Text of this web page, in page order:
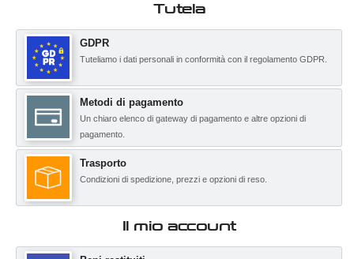
Tutela
GDPR
Tuteliamo i dati personali in conformità con il regolamento GDPR.
Metodi di pagamento
Un chiaro elenco di gateway di pagamento e altre opzioni di
pagamento.
Trasporto
Condizioni di spedizione, prezzi e opzioni di reso.
Il mio account